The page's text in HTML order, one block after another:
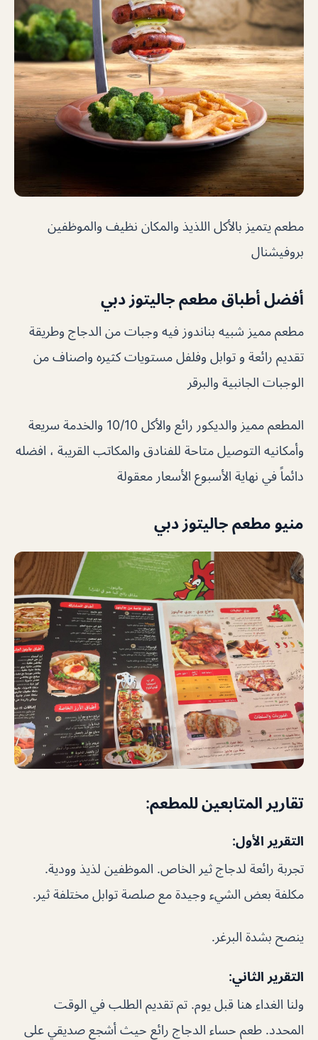
مطعم يتميز بالأكل اللذيذ والمكان نظيف والموظفين
بروفيشنال
أفضل أطباق مطعم جاليتوز دبي
مطعم مميز شبيه بناندوز فيه وجبات من الدجاج وطريقة
تقديم رائعة و توابل وفلفل مستويات كثيره واصناف من
الوجبات الجانبية والبرقر
المطعم مميز والديكور رائع والأكل 10/10 والخدمة سريعة
وأمكانيه التوصيل متاحة للفنادق والمكاتب القريبة ، افضله
دائماً في نهاية الأسبوع الأسعار معقولة
منيو مطعم جاليتوز دبي
تقارير المتابعين للمطعم:
التقرير الأول:
تجربة رائعة لدجاج ثير الخاص. الموظفين لذيذ وودية.
مكلفة بعض الشيء وجيدة مع صلصة توابل مختلفة ثير.
ينصح بشدة البرغر.
التقرير الثاني:
ولنا الغداء هنا قبل يوم. تم تقديم الطلب في الوقت
المحدد. طعم حساء الدجاج رائع حيث أشجع صديقي على